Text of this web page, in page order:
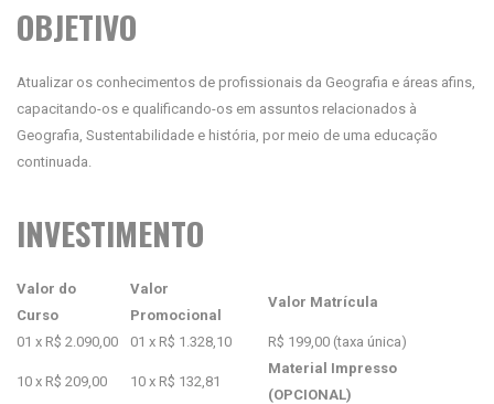
OBJETIVO
Atualizar os conhecimentos de profissionais da Geografia e áreas afins,
capacitando-os e qualificando-os em assuntos relacionados à
Geografia, Sustentabilidade e história, por meio de uma educação
continuada.
INVESTIMENTO
Valor do
Curso
Valor
Promocional
Valor Matrícula
01 x R$ 2.090,00 01 x R$ 1.328,10 R$ 199,00 (taxa única)
10 x R$ 209,00 10 x R$ 132,81
Material Impresso
(OPCIONAL)